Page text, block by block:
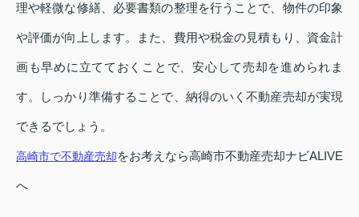
理や軽微な修繕、必要書類の整理を行うことで、物件の印象
や評価が向上します。また、費用や税金の見積もり、資金計
画も早めに立てておくことで、安心して売却を進められま
す。しっかり準備することで、納得のいく不動産売却が実現
できるでしょう。
高崎市で不動産売却をお考えなら高崎市不動産売却ナビALIVE
へ